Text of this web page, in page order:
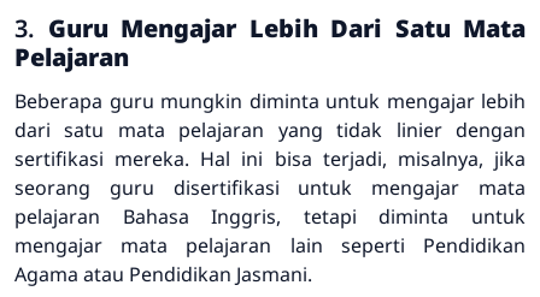
3. Guru Mengajar Lebih Dari Satu Mata
Pelajaran
Beberapa guru mungkin diminta untuk mengajar lebih
dari satu mata pelajaran yang tidak linier dengan
sertifikasi mereka. Hal ini bisa terjadi, misalnya, jika
seorang guru disertifikasi untuk mengajar mata
pelajaran Bahasa Inggris, tetapi diminta untuk
mengajar mata pelajaran lain seperti Pendidikan
Agama atau Pendidikan Jasmani.